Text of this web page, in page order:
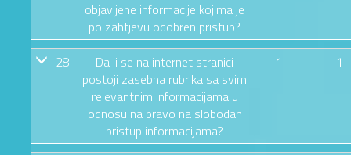
objavljene informacije kojima je
po zahtjevu odobren pristup?
28
Da li se na internet stranici
postoji zasebna rubrika sa svim
relevantnim informacijama u
odnosu na pravo na slobodan
pristup informacijama?
1 1